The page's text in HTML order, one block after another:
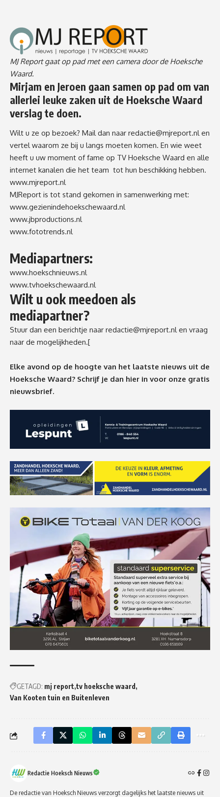
MJ Report gaat op pad met een camera door de Hoeksche
Waard.
Mirjam en Jeroen gaan samen op pad om van
allerlei leuke zaken uit de Hoeksche Waard
verslag te doen.
Wilt u ze op bezoek? Mail dan naar redactie@mjreport.nl en
vertel waarom ze bij u langs moeten komen. En wie weet
heeft u uw moment of fame op TV Hoeksche Waard en alle
internet kanalen die het team tot hun beschikking hebben.
www.mjreport.nl
MJReport is tot stand gekomen in samenwerking met:
www.gezienindehoekschewaard.nl
www.jbproductions.nl
www.fototrends.nl
Mediapartners:
www.hoekschnieuws.nl
www.tvhoekschewaard.nl
Wilt u ook meedoen als
mediapartner?
Stuur dan een berichtje naar redactie@mjreport.nl en vraag
naar de mogelijkheden.[
Elke avond op de hoogte van het laatste nieuws uit de
Hoeksche Waard? Schrijf je dan hier in voor onze gratis
nieuwsbrief.
GETAGD: mj report tv hoeksche waard
Van Kooten tuin en Buitenleven
Redactie Hoeksch Nieuws
De redactie van Hoeksch Nieuws verzorgt dagelijks het laatste nieuws uit